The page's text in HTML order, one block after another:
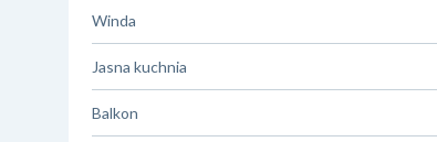
Winda
Jasna kuchnia
Balkon